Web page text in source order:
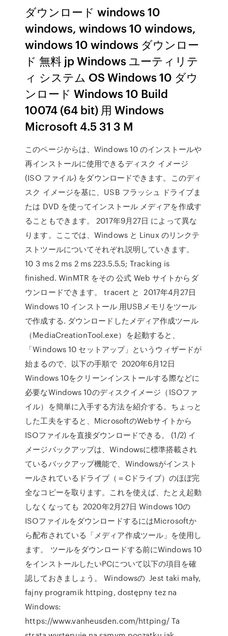
ダウンロード windows 10
windows, windows 10 windows,
windows 10 windows ダウンロー
ド 無料 jp Windows ユーティリテ
ィ システム OS Windows 10 ダウ
ンロード Windows 10 Build
10074 (64 bit) 用 Windows
Microsoft 4.5 31 3 M
このページからは、Windows 10 のインストールや
再インストールに使用できるディスク イメージ
(ISO ファイル) をダウンロードできます。このディ
スク イメージを基に、USB フラッシュ ドライブま
たは DVD を使ってインストール メディアを作成す
ることもできます。 2017年9月27日 によって異な
ります。ここでは、Windows と Linux のリンクテ
ストツールについてそれぞれ説明していきます。
10 3 ms 2 ms 2 ms 223.5.5.5; Tracking is
finished. WinMTR をその 公式 Web サイトからダ
ウンロードできます。 tracert と 2017年4月27日
Windows 10 インストール 用USBメモリをツール
で作成する. ダウンロードしたメディア作成ツール
（MediaCreationTool.exe）を起動すると、
「Windows 10 セットアップ」というウィザードが
始まるので、以下の手順で 2020年6月12日
Windows 10をクリーンインストールする際などに
必要なWindows 10のディスクイメージ（ISOファ
イル）を簡単に入手する方法を紹介する。ちょっと
した工夫をすると、MicrosoftのWebサイトから
ISOファイルを直接ダウンロードできる。 (1/2) イ
メージバックアップは、Windowsに標準搭載され
ているバックアップ機能で、Windowsがインスト
ールされているドライブ（＝Cドライブ）のほぼ完
全なコピーを取ります。これを使えば、たとえ起動
しなくなっても 2020年2月27日 Windows 10の
ISOファイルをダウンロードするにはMicrosoftか
ら配布されている「メディア作成ツール」を使用し
ます。 ツールをダウンロードする前にWindows 10
をインストールしたいPCについて以下の項目を確
認しておきましょう。 Windowsの Jest taki mały,
fajny programik httping, dostępny tez na
Windows:
https://www.vanheusden.com/httping/ Ta